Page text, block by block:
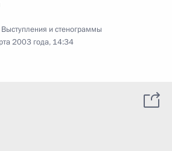
Выступления и стенограммы
2003 года, 14:34